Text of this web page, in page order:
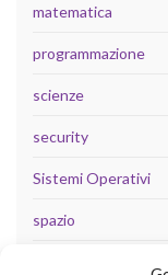
matematica
programmazione
scienze
security
Sistemi Operativi
spazio